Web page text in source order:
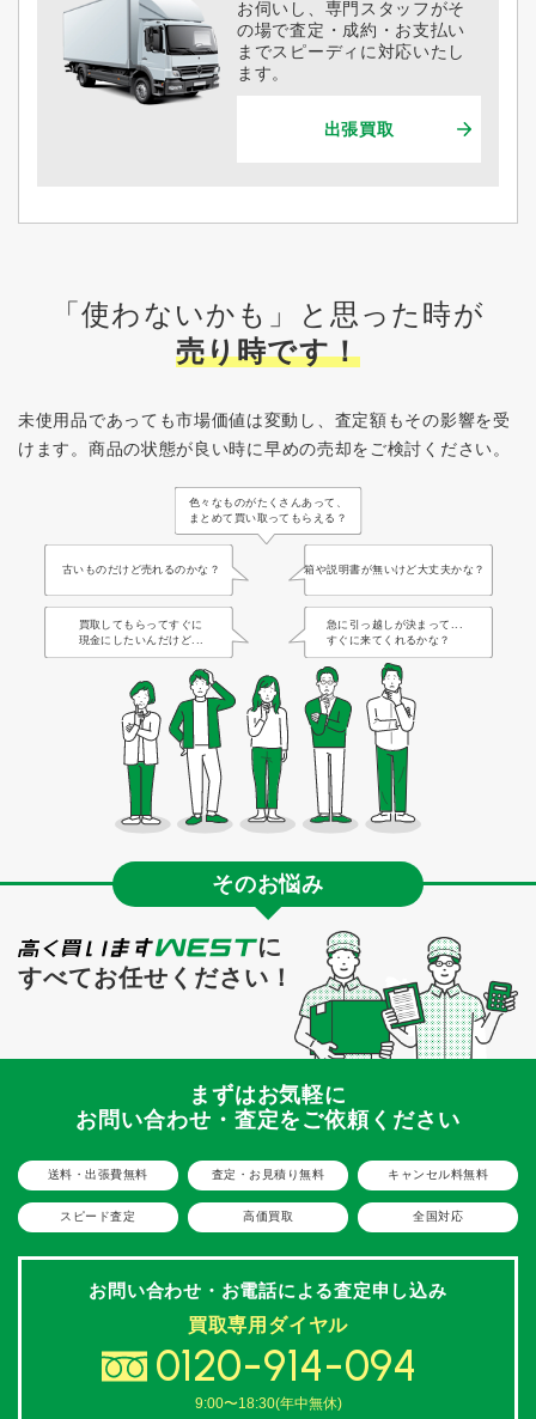
お伺いし、専門スタッフがそ
の場で査定・成約・お支払い
までスピーディに対応いたし
ます。
出張買取
「使わないかも」と思った時が
売り時です！
未使用品であっても市場価値は変動し、査定額もその影響を受
けます。 商品の状態が良い時に早めの売却をご検討ください。
色々なものがたくさんあって、
まとめて買い取ってもらえる？
古いものだけど売れるのかな？ 箱や説明書が無いけど大丈夫かな？
買取してもらってすぐに
現金にしたいんだけど...
急に引っ越しが決まって...
すぐに来てくれるかな？
そのお悩み
に
すべてお任せください！
まずはお気軽に
お問い合わせ・査定をご依頼ください
送料・出張費無料 査定・お見積り無料 キャンセル料無料
スピード査定 高価買取 全国対応
お問い合わせ・お電話による査定申し込み
買取専用ダイヤル
0120-914-094
9:00〜18:30(年中無休)